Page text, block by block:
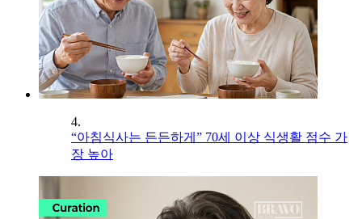
4.
“아침식사는 든든하게” 70세 이상 식생활 점수 가
장 높아